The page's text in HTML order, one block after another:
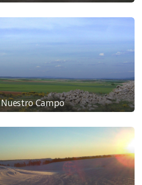
Nuestro Campo